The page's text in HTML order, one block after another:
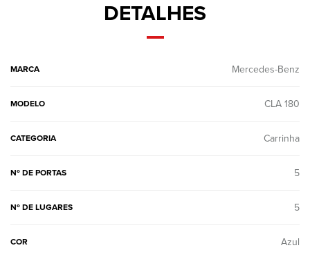
DETALHES
MARCA Mercedes-Benz
MODELO CLA 180
CATEGORIA Carrinha
Nº DE PORTAS 5
Nº DE LUGARES 5
COR Azul